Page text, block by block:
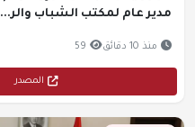
مدير عام لمكتب الشباب والر...
منذ 10 دقائق 59
المصدر